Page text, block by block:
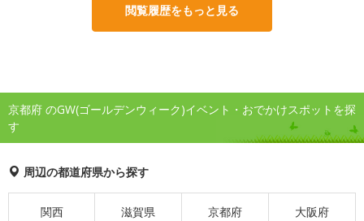
閲覧履歴をもっと見る
京都府 のGW(ゴールデンウィーク)イベント・おでかけスポットを探
す
周辺の都道府県から探す
関西 滋賀県 京都府 大阪府